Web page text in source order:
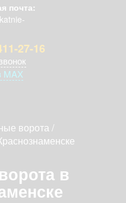
почта:
27-16
MAX
ворота /
в